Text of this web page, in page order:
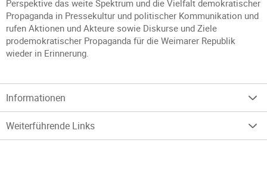
Perspektive das weite Spektrum und die Vielfalt demokratischer
Propaganda in Pressekultur und politischer Kommunikation und
rufen Aktionen und Akteure sowie Diskurse und Ziele
prodemokratischer Propaganda für die Weimarer Republik
wieder in Erinnerung.
Informationen
Weiterführende Links